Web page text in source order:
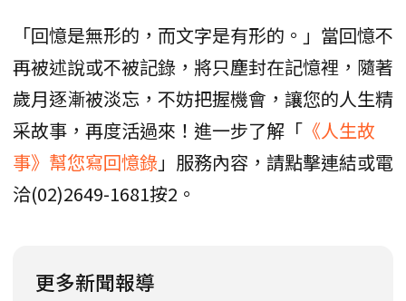
「回憶是無形的，而文字是有形的。」當回憶不
再被述說或不被記錄，將只塵封在記憶裡，隨著
歲月逐漸被淡忘，不妨把握機會，讓您的人生精
采故事，再度活過來！進一步了解「 《人生故
事》幫您寫回憶錄」服務內容，請點擊連結或電
洽(02)2649-1681按2。
更多新聞報導